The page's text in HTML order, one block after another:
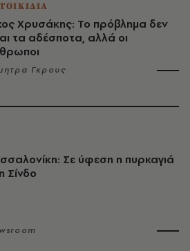
Χρυσάκης: Το πρόβλημα δεν
τα αδέσποτα, αλλά οι
Γκρους
Σε ύφεση η πυρκαγιά
Σίνδο